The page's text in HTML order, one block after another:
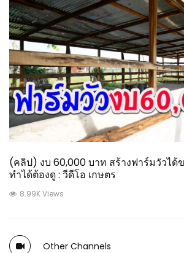
(คลิป) งบ 60,000 บาท สร้างฟาร์มวัวได้
ทำได้ต้องดู : วีดีโอ เกษตร
8.99K Views
Other Channels